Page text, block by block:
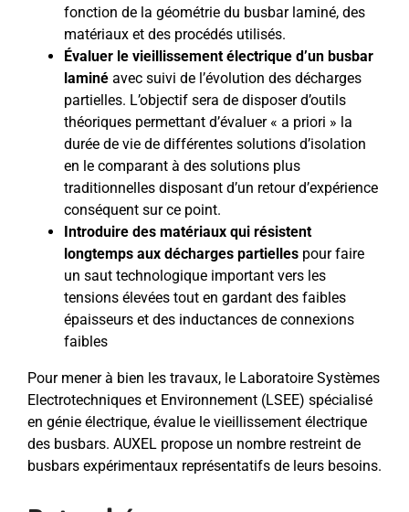
fonction de la géométrie du busbar laminé, des
matériaux et des procédés utilisés.
Évaluer le vieillissement électrique d’un busbar
laminé avec suivi de l’évolution des décharges
partielles. L’objectif sera de disposer d’outils
théoriques permettant d’évaluer « a priori » la
durée de vie de différentes solutions d’isolation
en le comparant à des solutions plus
traditionnelles disposant d’un retour d’expérience
conséquent sur ce point.
Introduire des matériaux qui résistent
longtemps aux décharges partielles pour faire
un saut technologique important vers les
tensions élevées tout en gardant des faibles
épaisseurs et des inductances de connexions
faibles
Pour mener à bien les travaux, le Laboratoire Systèmes
Electrotechniques et Environnement (LSEE) spécialisé
en génie électrique, évalue le vieillissement électrique
des busbars. AUXEL propose un nombre restreint de
busbars expérimentaux représentatifs de leurs besoins.